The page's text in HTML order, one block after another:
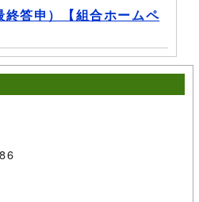
終答申）【組合ホームペ